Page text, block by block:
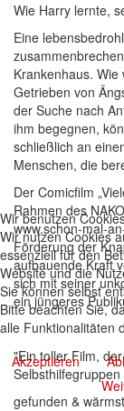
Wie Harry lernte,
Eine
Krankenhaus.
Getrieben von
der Suche nach
ihm begegnen,
schließlich an
Menschen, die
Der Comicfilm
Rahmen des
www.schon-mal-
Förderung der
aufbauende Kraft
sich mit seiner
ein jüngeres
"Ein toller Film,
gefunden &
Wir benutzen
Wir nutzen Cookies
essenziell für den
Website und die
Sie können selbst
Bitte beachten Sie,
alle Funktionalitäten
Akzeptieren